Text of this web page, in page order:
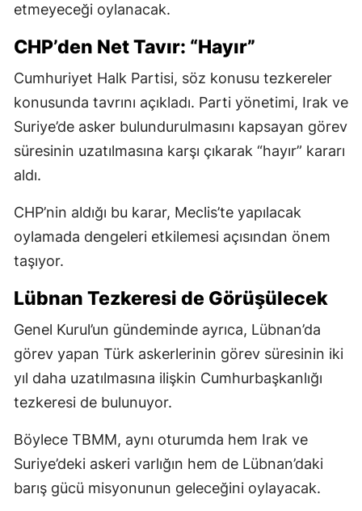
etmeyeceği oylanacak.
CHP’den Net Tavır: “Hayır”
Cumhuriyet Halk Partisi, söz konusu tezkereler
konusunda tavrını açıkladı. Parti yönetimi, Irak ve
Suriye’de asker bulundurulmasını kapsayan görev
süresinin uzatılmasına karşı çıkarak “hayır” kararı
aldı.
CHP’nin aldığı bu karar, Meclis’te yapılacak
oylamada dengeleri etkilemesi açısından önem
taşıyor.
Lübnan Tezkeresi de Görüşülecek
Genel Kurul’un gündeminde ayrıca, Lübnan’da
görev yapan Türk askerlerinin görev süresinin iki
yıl daha uzatılmasına ilişkin Cumhurbaşkanlığı
tezkeresi de bulunuyor.
Böylece TBMM, aynı oturumda hem Irak ve
Suriye’deki askeri varlığın hem de Lübnan’daki
barış gücü misyonunun geleceğini oylayacak.